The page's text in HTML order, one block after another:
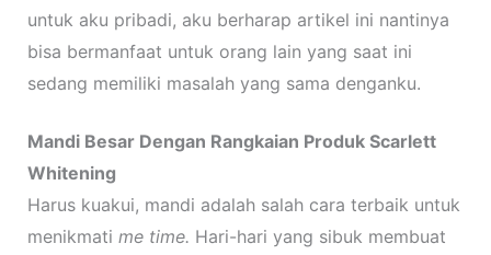
untuk aku pribadi, aku berharap artikel ini nantinya
bisa bermanfaat untuk orang lain yang saat ini
sedang memiliki masalah yang sama denganku.
Mandi Besar Dengan Rangkaian Produk Scarlett
Whitening
Harus kuakui, mandi adalah salah cara terbaik untuk
menikmati me time. Hari-hari yang sibuk membuat